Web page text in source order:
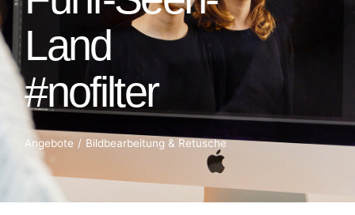
Angebote Bildbearbeitung & Retusche